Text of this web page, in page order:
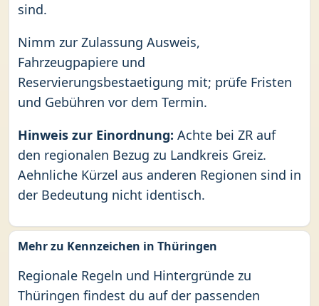
sind.
Nimm zur Zulassung Ausweis,
Fahrzeugpapiere und
Reservierungsbestaetigung mit; prüfe Fristen
und Gebühren vor dem Termin.
Hinweis zur Einordnung: Achte bei ZR auf
den regionalen Bezug zu Landkreis Greiz.
Aehnliche Kürzel aus anderen Regionen sind in
der Bedeutung nicht identisch.
Mehr zu Kennzeichen in Thüringen
Regionale Regeln und Hintergründe zu
Thüringen findest du auf der passenden